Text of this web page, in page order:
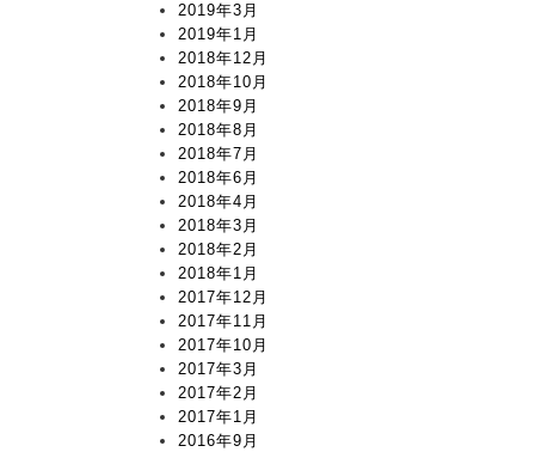
2019年3月
2019年1月
2018年12月
2018年10月
2018年9月
2018年8月
2018年7月
2018年6月
2018年4月
2018年3月
2018年2月
2018年1月
2017年12月
2017年11月
2017年10月
2017年3月
2017年2月
2017年1月
2016年9月